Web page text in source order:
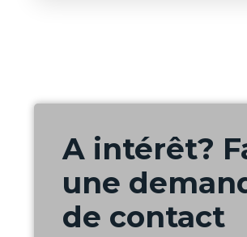
A intérêt?
une
de contact